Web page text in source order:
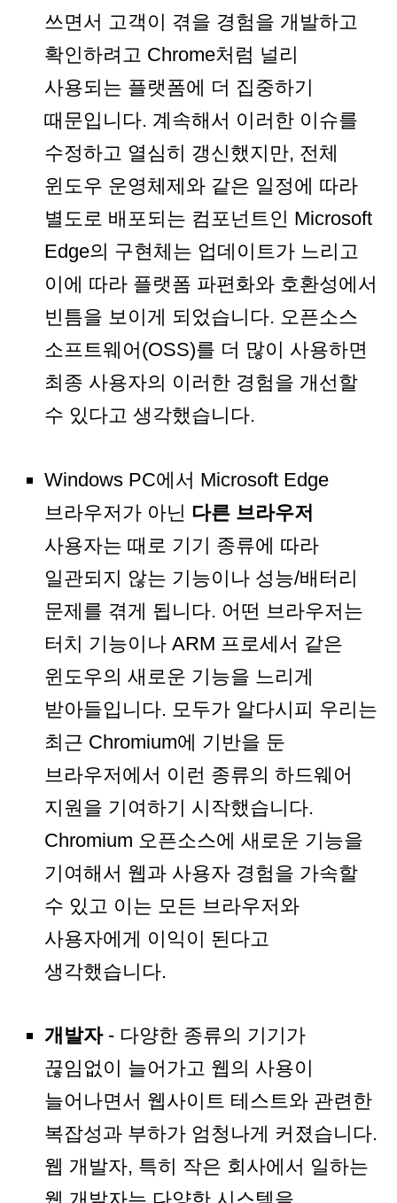
쓰면서 고객이 겪을 경험을 개발하고
확인하려고 Chrome처럼 널리
사용되는 플랫폼에 더 집중하기
때문입니다. 계속해서 이러한 이슈를
수정하고 열심히 갱신했지만, 전체
윈도우 운영체제와 같은 일정에 따라
별도로 배포되는 컴포넌트인 Microsoft
Edge의 구현체는 업데이트가 느리고
이에 따라 플랫폼 파편화와 호환성에서
빈틈을 보이게 되었습니다. 오픈소스
소프트웨어(OSS)를 더 많이 사용하면
최종 사용자의 이러한 경험을 개선할
수 있다고 생각했습니다.
Windows PC에서 Microsoft Edge
브라우저가 아닌 다른 브라우저
사용자는 때로 기기 종류에 따라
일관되지 않는 기능이나 성능/배터리
문제를 겪게 됩니다. 어떤 브라우저는
터치 기능이나 ARM 프로세서 같은
윈도우의 새로운 기능을 느리게
받아들입니다. 모두가 알다시피 우리는
최근 Chromium에 기반을 둔
브라우저에서 이런 종류의 하드웨어
지원을 기여하기 시작했습니다.
Chromium 오픈소스에 새로운 기능을
기여해서 웹과 사용자 경험을 가속할
수 있고 이는 모든 브라우저와
사용자에게 이익이 된다고
생각했습니다.
개발자- 다양한 종류의 기기가
끊임없이 늘어가고 웹의 사용이
늘어나면서 웹사이트 테스트와 관련한
복잡성과 부하가 엄청나게 커졌습니다.
웹 개발자, 특히 작은 회사에서 일하는